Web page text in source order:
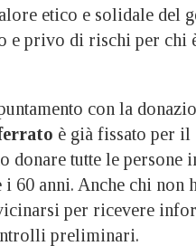
etico e solidale del
e privo di rischi per chi
con la
è già fissato per il
donare tutte le persone
i 60 anni. Anche chi non
per ricevere
preliminari.